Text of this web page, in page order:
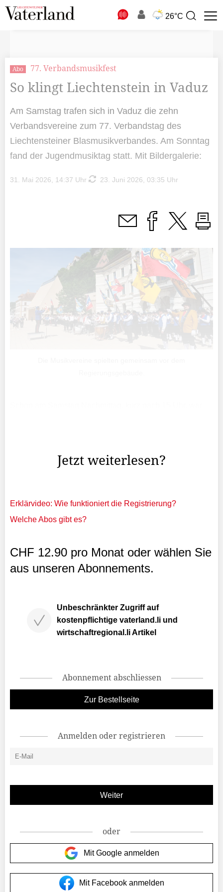
26°C
Suchbegriff
Abo 77. Verbandsmusikfest
So klingt Liechtenstein in Vaduz
Am Samstag trafen sich in Vaduz die zehn
Verbandsvereine zum 77. Verbandstag des
Liechtensteiner Blasmusikverbandes. Am Sonntag
fand der Jugendmusiktag statt. Mit Bildergalerie:
31. Mai 2026, 14:37 Uhr 23. Juni 2026, 03:35 Uhr
Jetzt weiterlesen?
Erklärvideo: Wie funktioniert die Registrierung?
Welche Abos gibt es?
CHF 12.90 pro Monat oder wählen Sie
aus unseren Abonnements.
Unbeschränkter Zugriff auf
kostenpflichtige vaterland.li und
wirtschaftregional.li Artikel
Abonnement abschliessen
Zur Bestellseite
Anmelden oder registrieren
oder
Mit Google anmelden
Mit Facebook anmelden